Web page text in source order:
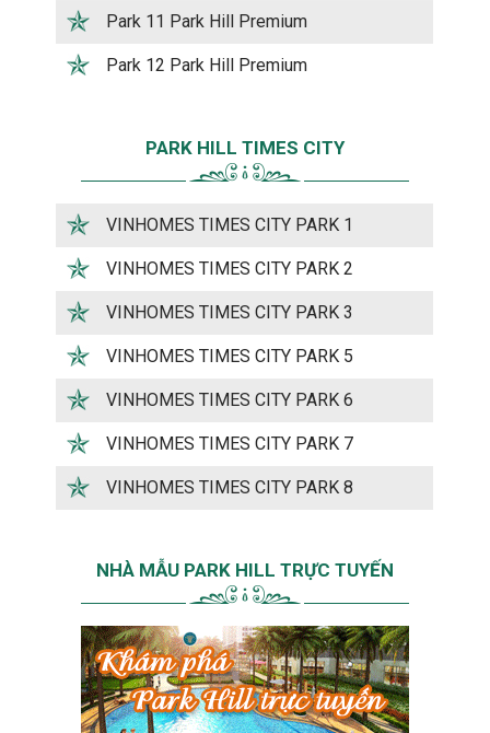
Park 11 Park Hill Premium
Park 12 Park Hill Premium
PARK HILL TIMES CITY
VINHOMES TIMES CITY PARK 1
VINHOMES TIMES CITY PARK 2
VINHOMES TIMES CITY PARK 3
VINHOMES TIMES CITY PARK 5
VINHOMES TIMES CITY PARK 6
VINHOMES TIMES CITY PARK 7
VINHOMES TIMES CITY PARK 8
NHÀ MẪU PARK HILL TRỰC TUYẾN